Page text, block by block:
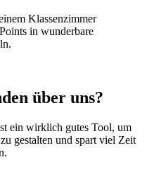
Klassenzimmer
in wunderbare
über uns?
ein wirklich gutes Tool, um
gestalten und spart viel Zeit